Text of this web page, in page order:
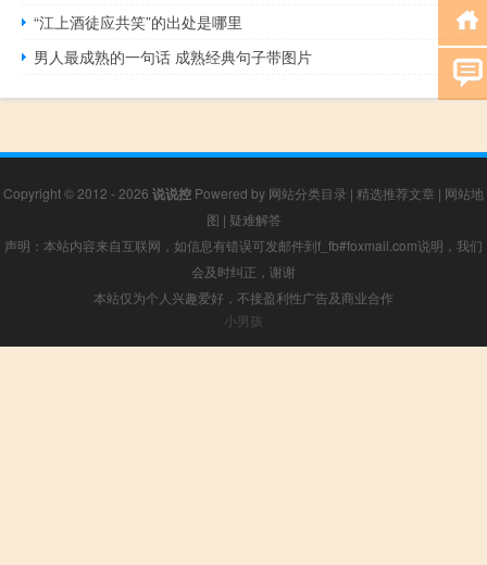
“江上酒徒应共笑”的出处是哪里
男人最成熟的一句话 成熟经典句子带图片
Copyright © 2012 - 2026 说说控 Powered by 网站分类目录 | 精选推荐文章 | 网站地
图 | 疑难解答
声明：本站内容来自互联网，如信息有错误可发邮件到f_fb#foxmail.com说明，我们
会及时纠正，谢谢
本站仅为个人兴趣爱好，不接盈利性广告及商业合作
小男孩